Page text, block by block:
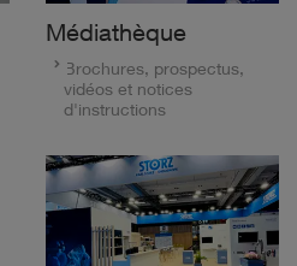
Médiathèque
Brochures, prospectus,
vidéos et notices
d'instructions